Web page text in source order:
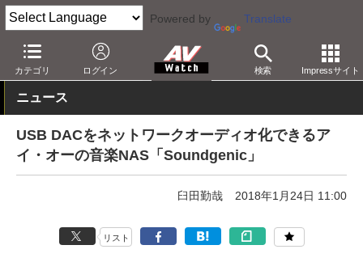
Powered by Translate
カテゴリ ログイン 検索 Impressサイト
AV Watch 製品 NAS
ニュース
USB DACをネットワークオーディオ化できるア
イ・オーの音楽NAS「Soundgenic」
臼田勤哉 2018年1月24日 11:00
リスト